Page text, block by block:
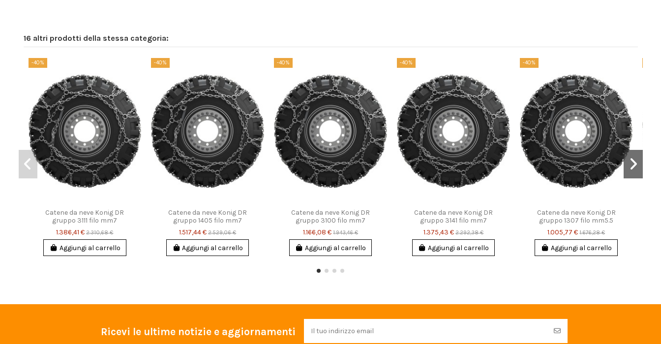
16 altri prodotti della stessa categoria:
-40%
Catene da neve Konig DR
gruppo 3111 filo mm7
1.386,41 €2.310,68 €
Aggiungi al carrello
-40%
Catene da neve Konig DR
gruppo 1405 filo mm7
1.517,44 €2.529,06 €
Aggiungi al carrello
-40%
Catene da neve Konig DR
gruppo 3100 filo mm7
1.166,08 € 1.943,46 €
Aggiungi al carrello
-40%
Catene da neve Konig DR
gruppo 3141 filo mm7
1.375,43 € 2.292,38 €
Aggiungi al carrello
-40%
Catene da neve Konig DR
gruppo 1307 filo mm5.5
1.005,77 €1.676,28 €
Aggiungi al carrello
Ricevi le ultime notizie e aggiornamenti